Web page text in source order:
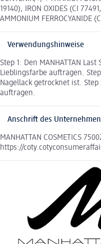
19140), IRON OXIDES (CI
AMMONIUM FERROCYANIDE
Verwendungshinweise
Step 1: Den MANHATTAN
Lieblingsfarbe auftragen.
Nagellack getrocknet ist.
auftragen.
Anschrift des
MANHATTAN COSMETICS
https://